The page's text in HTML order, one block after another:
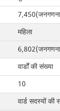
महिला
वार्डों की संख्या
10
वार्ड सदस्यों की